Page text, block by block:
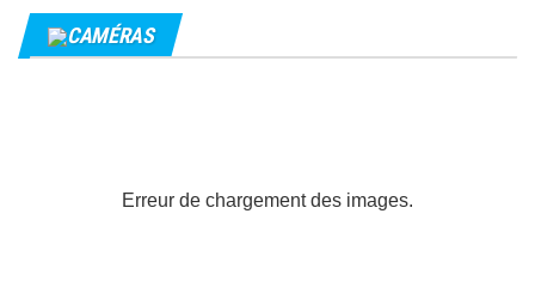
CAMÉRAS
Erreur de chargement des images.